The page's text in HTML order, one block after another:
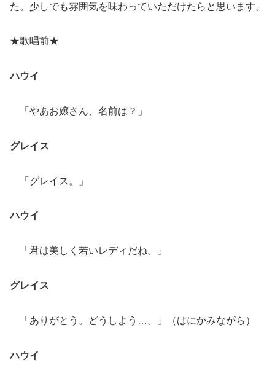
た。少しでも雰囲気を味わっていただけたらと思います。
★歌唱前★
ハウイ
「やあお嬢さん、名前は？」
グレイス
「グレイス。」
ハウイ
「君は美しく若いレディだね。」
グレイス
「ありがとう。どうしよう…。」（はにかみながら）
ハウイ